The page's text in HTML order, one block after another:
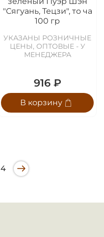
"Сягуань, Тецзи", то ча
100 гр
УКАЗАНЫ РОЗНИЧНЫЕ
ЦЕНЫ, ОПТОВЫЕ - У
МЕНЕДЖЕРА
916 ₽
В корзину
4